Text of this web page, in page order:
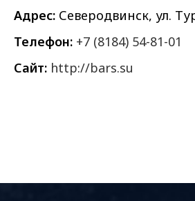
Адрес: Северодвинск, ул.
Телефон: +7 (8184) 54-81-01
Сайт: http://bars.su